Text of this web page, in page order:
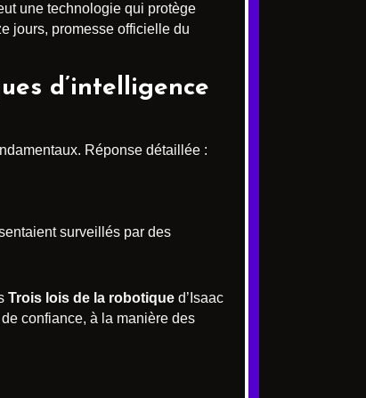
une technologie qui protège
jours, promesse officielle du
d’intelligence
Réponse détaillée :
surveillés par des
Trois lois de la robotique d’Isaac
confiance, à la manière des